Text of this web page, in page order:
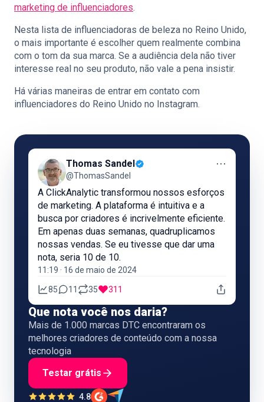
marketing de influenciadores.
Nesta lista de influenciadoras de beleza no Reino Unido,
o mais importante é escolher quem realmente combina
com o tom da sua marca. Se a audiência dela não tiver
interesse real no seu produto, não vale a pena insistir.
Há várias maneiras de entrar em contato com
influenciadores do Reino Unido no Instagram.
Thomas Sandel
@ThomasSandel
⋯
A ClickAnalytic transformou nossos esforços
de marketing. A plataforma é intuitiva e a
busca por criadores é incrivelmente eficiente.
Em apenas duas semanas, quadruplicamos
nossas vendas. Se eu tivesse que dar uma
nota, seria 10 de 10.
11:19 · 16 de maio de 2024
85 11 35 311
Que nota você nos daria?
Mais de 1.000 marcas DTC encontraram os
melhores criadores de conteúdo com a nossa
tecnologia
Testar grátis
4.8